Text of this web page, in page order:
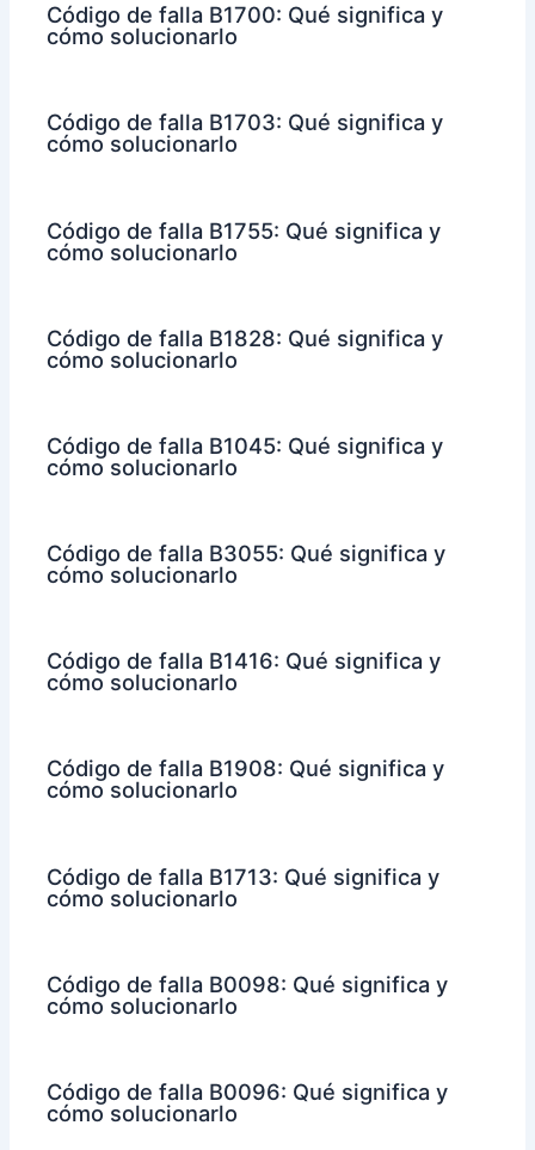
Código de falla B1700: Qué significa y
cómo solucionarlo
Código de falla B1703: Qué significa y
cómo solucionarlo
Código de falla B1755: Qué significa y
cómo solucionarlo
Código de falla B1828: Qué significa y
cómo solucionarlo
Código de falla B1045: Qué significa y
cómo solucionarlo
Código de falla B3055: Qué significa y
cómo solucionarlo
Código de falla B1416: Qué significa y
cómo solucionarlo
Código de falla B1908: Qué significa y
cómo solucionarlo
Código de falla B1713: Qué significa y
cómo solucionarlo
Código de falla B0098: Qué significa y
cómo solucionarlo
Código de falla B0096: Qué significa y
cómo solucionarlo